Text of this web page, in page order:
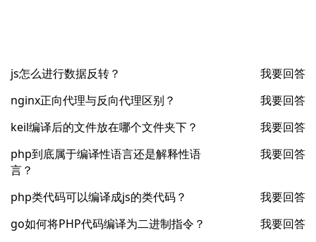
js怎么进行数据反转？
我要回答
nginx正向代理与反向代理区别？
我要回答
keil编译后的文件放在哪个文件夹下？
我要回答
php到底属于编译性语言还是解释性语
言？
我要回答
php类代码可以编译成js的类代码？
我要回答
go如何将PHP代码编译为二进制指令？
我要回答